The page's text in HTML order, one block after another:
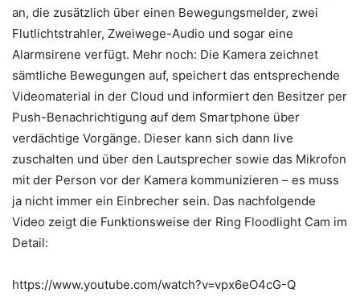
an, die zusätzlich über einen Bewegungsmelder, zwei
Flutlichtstrahler, Zweiwege-Audio und sogar eine
Alarmsirene verfügt. Mehr noch: Die Kamera zeichnet
sämtliche Bewegungen auf, speichert das entsprechende
Videomaterial in der Cloud und informiert den Besitzer per
Push-Benachrichtigung auf dem Smartphone über
verdächtige Vorgänge. Dieser kann sich dann live
zuschalten und über den Lautsprecher sowie das Mikrofon
mit der Person vor der Kamera kommunizieren – es muss
ja nicht immer ein Einbrecher sein. Das nachfolgende
Video zeigt die Funktionsweise der Ring Floodlight Cam im
Detail:
https://www.youtube.com/watch?v=vpx6eO4cG-Q